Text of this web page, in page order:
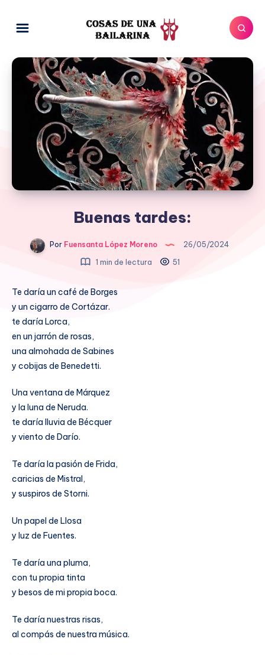
Buenas tardes:
Por Fuensanta López Moreno
26/05/2024
1 min de lectura
51
Te daría un café de Borges
y un cigarro de Cortázar.
te daría Lorca,
en un jarrón de rosas,
una almohada de Sabines
y cobijas de Benedetti.
Una ventana de Márquez
y la luna de Neruda.
te daría lluvia de Bécquer
y viento de Darío.
Te daría la pasión de Frida,
caricias de Mistral,
y suspiros de Storni.
Un papel de Llosa
y luz de Fuentes.
Te daría una pluma,
con tu propia tinta
y besos de mi propia boca.
Te daría nuestras risas,
al compás de nuestra música.